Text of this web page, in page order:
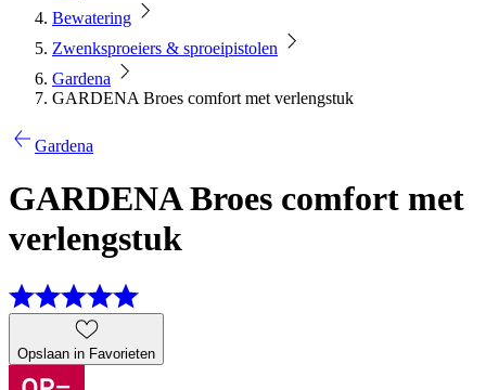
Bewatering
Zwenksproeiers & sproeipistolen
Gardena
GARDENA Broes comfort met verlengstuk
Gardena
GARDENA Broes comfort met
verlengstuk
Opslaan in Favorieten